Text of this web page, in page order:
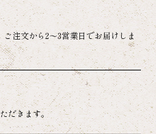
注文から2～3営業日でお届けしま
だきます。